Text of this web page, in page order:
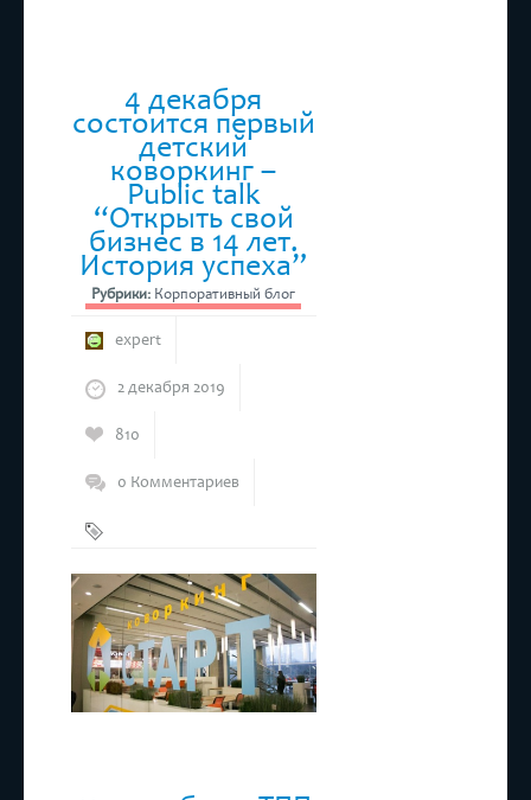
4 декабря
состоится первый
детский
коворкинг –
Public talk
“Открыть свой
бизнес в 14 лет.
История успеха”
Рубрики: Корпоративный блог
expert
2 декабря 2019
810
0 Комментариев
Коворкинг